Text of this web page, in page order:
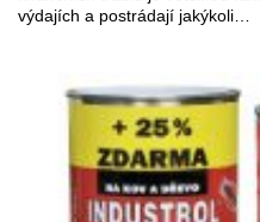
výdajích a postrádají jakýkoli…